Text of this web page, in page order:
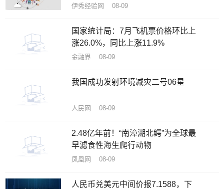
伊秀经验网 08-09
国家统计局：7月飞机票价格环比上
涨26.0%，同比上涨11.9%
金融界 08-09
我国成功发射环境减灾二号06星
人民网 08-09
2.48亿年前！“南漳湖北鳄”为全球最
早滤食性海生爬行动物
凤凰网 08-09
人民币兑美元中间价报7.1588，下